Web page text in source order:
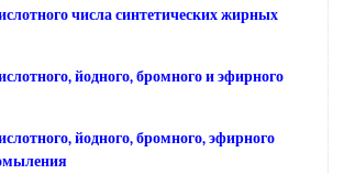
числа синтетических жирных
йодного, бромного и эфирного
йодного, бромного, эфирного